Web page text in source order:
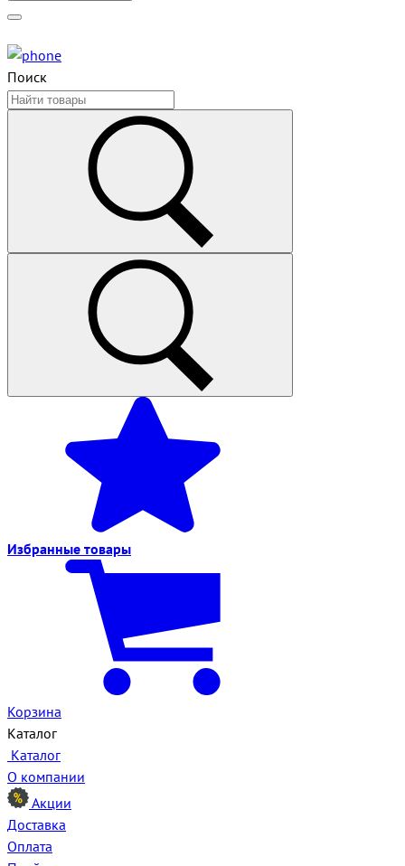
Поиск
Избранные товары
Корзина
Каталог
Каталог
О компании
Акции
Доставка
Оплата